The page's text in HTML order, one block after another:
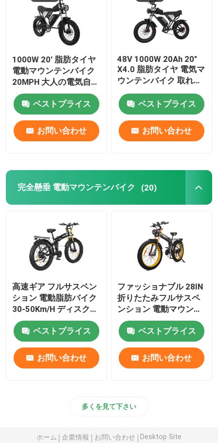
1000W 20' 脂肪タイヤ
電動マウンテンバイク
20MPH 大人の電気自転
車
ベストプライス
お問い合わせ
48V 1000W 20Ah 20"
X4.0 脂肪タイヤ 電気マ
ウンテンバイク 取れる
バッテリー
ベストプライス
お問い合わせ
完全懸垂 電動マウンテンバイク (20)
高速ギア フルサスペン
ション 電動脂肪バイク
30-50Km/H ディスクブ
レーキ付き
ベストプライス
お問い合わせ
ファッショナブル 28IN
折りたたみフルサスペ
ンション 電動マウンテ
ンバイク カスタム色
ベストプライス
お問い合わせ
多くを見て下さい
ホーム 企業情報 お問い合わせ Desktop Site